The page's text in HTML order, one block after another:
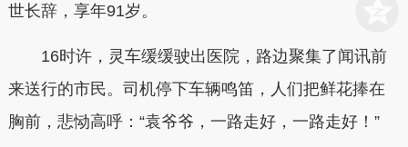
世长辞，享年91岁。
16时许，灵车缓缓驶出医院，路边聚集了闻讯前
来送行的市民。司机停下车辆鸣笛，人们把鲜花捧在
胸前，悲恸高呼：“袁爷爷，一路走好，一路走好！”